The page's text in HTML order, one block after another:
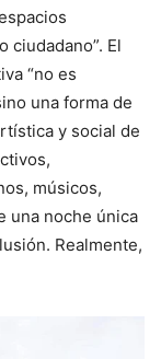
ciudadano”. El
“no es
una forma de
y social de
músicos,
una noche única
Realmente,